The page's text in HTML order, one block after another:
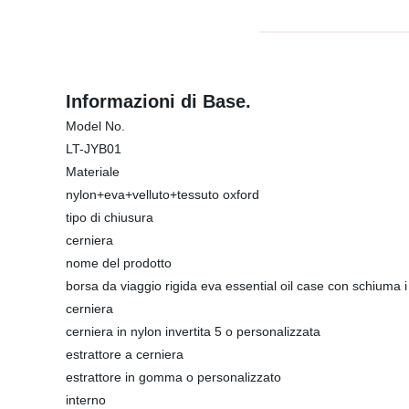
Informazioni di Base.
Model No.
LT-JYB01
Materiale
nylon+eva+velluto+tessuto oxford
tipo di chiusura
cerniera
nome del prodotto
borsa da viaggio rigida eva essential oil case con schiuma i
cerniera
cerniera in nylon invertita 5 o personalizzata
estrattore a cerniera
estrattore in gomma o personalizzato
interno